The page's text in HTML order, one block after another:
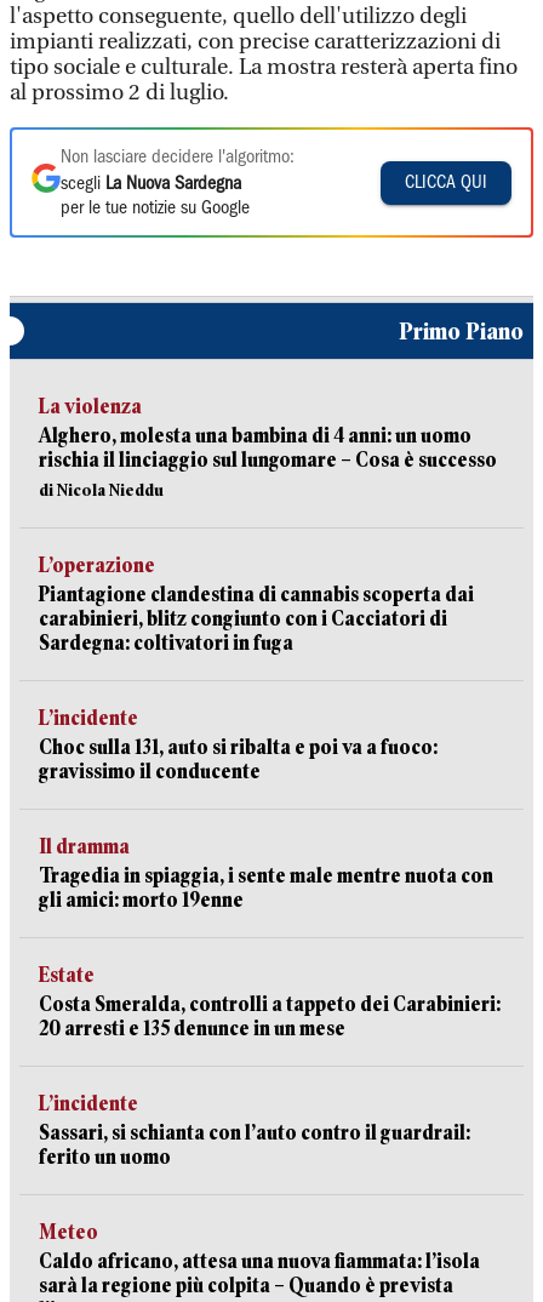
l'aspetto conseguente, quello dell'utilizzo degli
impianti realizzati, con precise caratterizzazioni di
tipo sociale e culturale. La mostra resterà aperta fino
al prossimo 2 di luglio.
Non lasciare decidere l'algoritmo:
scegli La Nuova Sardegna
per le tue notizie su Google
CLICCA QUI
Primo Piano
La violenza
Alghero, molesta una bambina di 4 anni: un uomo
rischia il linciaggio sul lungomare – Cosa è successo
di Nicola Nieddu
L’operazione
Piantagione clandestina di cannabis scoperta dai
carabinieri, blitz congiunto con i Cacciatori di
Sardegna: coltivatori in fuga
L’incidente
Choc sulla 131, auto si ribalta e poi va a fuoco:
gravissimo il conducente
Il dramma
Tragedia in spiaggia, i sente male mentre nuota con
gli amici: morto 19enne
Estate
Costa Smeralda, controlli a tappeto dei Carabinieri:
20 arresti e 135 denunce in un mese
L’incidente
Sassari, si schianta con l’auto contro il guardrail:
ferito un uomo
Meteo
Caldo africano, attesa una nuova fiammata: l’isola
sarà la regione più colpita – Quando è prevista